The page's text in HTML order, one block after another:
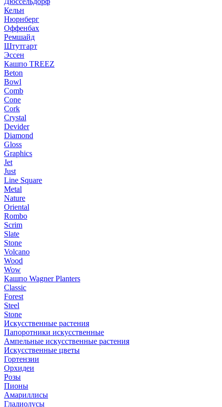
Кельн
Нюрнберг
Оффенбах
Ремшайд
Штутгарт
Эссен
Кашпо TREEZ
Beton
Bowl
Comb
Cone
Cork
Crystal
Devider
Diamond
Gloss
Graphics
Jet
Just
Line Square
Metal
Nature
Oriental
Rombo
Scrim
Slate
Stone
Volcano
Wood
Wow
Кашпо Wagner Planters
Classic
Forest
Steel
Stone
Искусственные растения
Папоротники искусственные
Ампельные искусственные растения
Искусственные цветы
Гортензии
Орхидеи
Розы
Пионы
Амариллисы
Гладиолусы